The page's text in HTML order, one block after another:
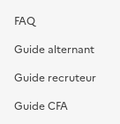
FAQ
Guide alternant
Guide recruteur
Guide CFA